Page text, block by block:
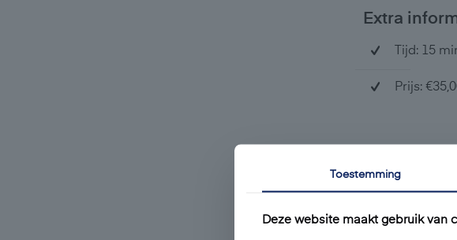
Extra
Tijd: 15
Prijs:
Oksels:
Extra
Toestemming
Deze website maakt gebruik van